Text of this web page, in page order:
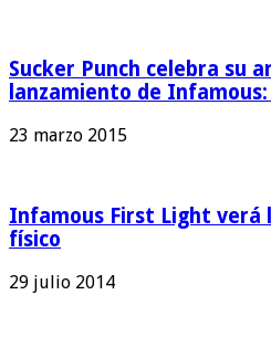
Sucker Punch celebra su
lanzamiento de Infamous:
23 marzo 2015
Infamous First Light verá
físico
29 julio 2014